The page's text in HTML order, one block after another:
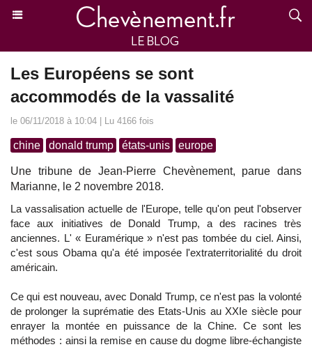
Les Européens se sont
accommodés de la vassalité
le 06/11/2018 à 10:04 | Lu 4166 fois
chine donald trump états-unis europe
Une tribune de Jean-Pierre Chevènement, parue dans
Marianne, le 2 novembre 2018.
La vassalisation actuelle de l'Europe, telle qu'on peut l'observer
face aux initiatives de Donald Trump, a des racines très
anciennes. L' « Euramérique » n'est pas tombée du ciel. Ainsi,
c'est sous Obama qu'a été imposée l'extraterritorialité du droit
américain.
Ce qui est nouveau, avec Donald Trump, ce n'est pas la volonté
de prolonger la suprématie des Etats-Unis au XXIe siècle pour
enrayer la montée en puissance de la Chine. Ce sont les
méthodes : ainsi la remise en cause du dogme libre-échangiste